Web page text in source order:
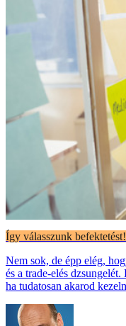
Így válasszunk
Nem sok, de épp elég,
és a trade-elés
ha tudatosan akarod